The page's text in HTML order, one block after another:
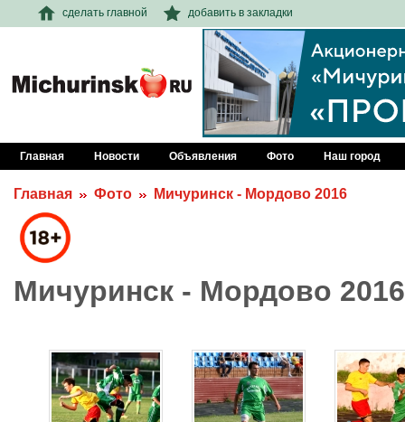
сделать главной добавить в закладки
Главная Новости Объявления Фото Наш город
Главная Фото Мичуринск - Мордово 2016
Мичуринск - Мордово 2016